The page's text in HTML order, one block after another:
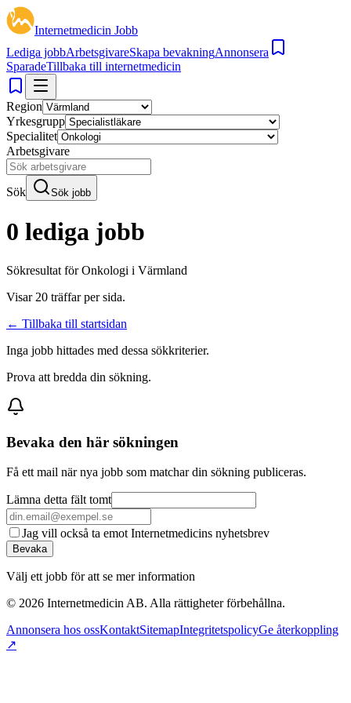
Internetmedicin Jobb
Lediga jobbArbetsgivareSkapa bevakningAnnonsera
SparadeTillbaka till internetmedicin
Region
Yrkesgrupp
Specialitet
Arbetsgivare
Sök Sök jobb
0 lediga jobb
Sökresultat förOnkologi i Värmland
Visar 20 träffar per sida.
← Tillbaka till startsidan
Inga jobb hittades med dessa sökkriterier.
Prova att bredda din sökning.
Bevaka den här sökningen
Få ett mail när nya jobb som matchar din sökning publiceras.
Lämna detta fält tomt
Jag vill också ta emot Internetmedicins nyhetsbrev
Bevaka
Välj ett jobb för att se mer information
© 2026 Internetmedicin AB. Alla rättigheter förbehållna.
Annonsera hos ossKontaktSitemapIntegritetspolicyGe återkoppling
↗